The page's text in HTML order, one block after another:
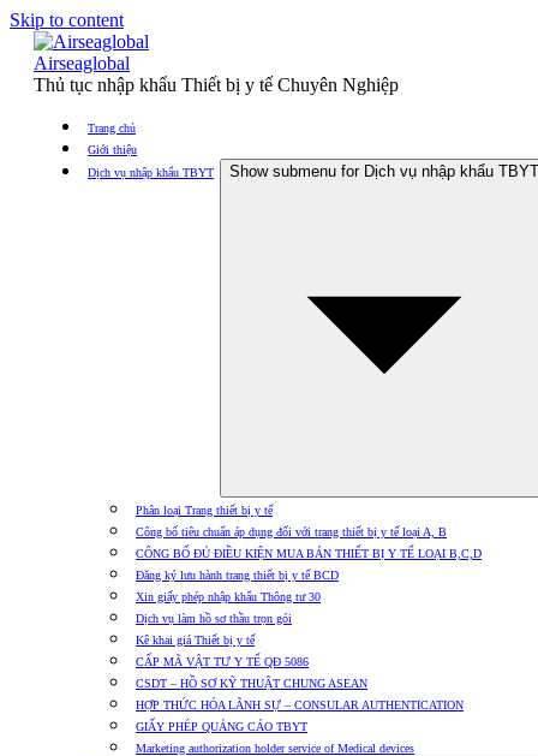
Skip to content
Airseaglobal
Thủ tục nhập khẩu Thiết bị y tế Chuyên Nghiệp
Trang chủ
Giới thiệu
Dịch vụ nhập khẩu TBYT
Show submenu for Dịch vụ nhập khẩu TBYT
Phân loại Trang thiết bị y tế
Công bố tiêu chuẩn áp dụng đối với trang thiết bị y tế loại A, B
CÔNG BỐ ĐỦ ĐIỀU KIỆN MUA BÁN THIẾT BỊ Y TẾ LOẠI B,C,D
Đăng ký lưu hành trang thiết bị y tế BCD
Xin giấy phép nhập khẩu Thông tư 30
Dịch vụ làm hồ sơ thầu trọn gói
Kê khai giá Thiết bị y tế
CẤP MÃ VẬT TƯ Y TẾ QĐ 5086
CSDT – HỒ SƠ KỸ THUẬT CHUNG ASEAN
HỢP THỨC HÓA LÃNH SỰ – CONSULAR AUTHENTICATION
GIẤY PHÉP QUẢNG CÁO TBYT
Marketing authorization holder service of Medical devices